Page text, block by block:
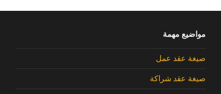
مواضيع مهمة
صيغة عقد عمل
صيغة عقد شراكة